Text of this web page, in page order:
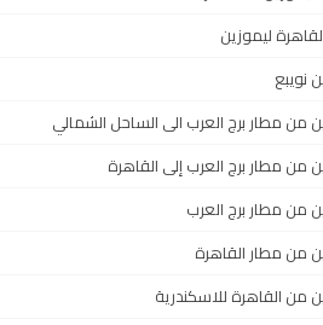
ليموزين
نويبع
من مطار برج العرب الى الساحل الشمالي
من مطار برج العرب إلى القاهرة
من مطار برج العرب
من مطار القاهرة
من القاهرة للاسكندرية